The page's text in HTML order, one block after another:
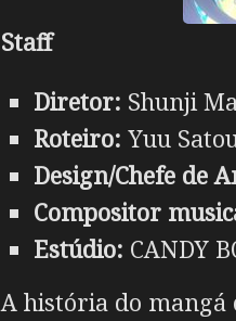
Staff
Diretor: Shunji
Roteiro: Yuu
Design/Chefe de
Compositor
Estúdio: CANDY
A história do mangá